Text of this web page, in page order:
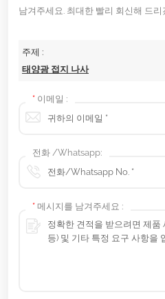
남겨주세요. 최대한 빨리 회신해 드리
주제 :
태양광 접지 나사
* 이메일 :
전화 /Whatsapp:
* 메시지를 남겨주세요 :